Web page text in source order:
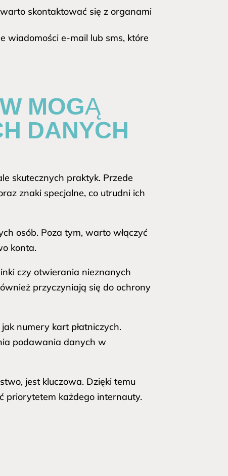
skontaktować się z organami
wiadomości e-mail lub sms, które
MOGĄ
DANYCH
skutecznych praktyk. Przede
znaki specjalne, co utrudni ich
osób. Poza tym, warto włączyć
konta.
czy otwierania nieznanych
przyczyniają się do ochrony
numery kart płatniczych.
podawania danych w
jest kluczowa. Dzięki temu
priorytetem każdego internauty.